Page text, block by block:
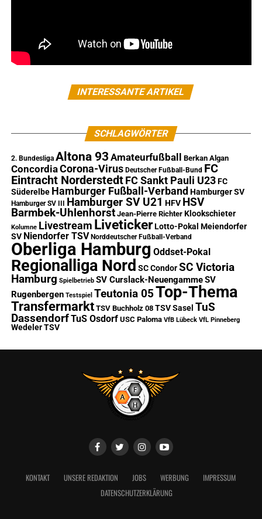
INTERESSANTE ARTIKEL
SCHLAGWÖRTER
2. Bundesliga Altona 93 Amateurfußball Berkan Algan
ConcordiaCorona-Virus Deutscher Fußball-Bund FC
Eintracht Norderstedt FC Sankt Pauli U23 FC
Süderelbe Hamburger Fußball-Verband Hamburger SV
Hamburger SV III Hamburger SV U21 HFV HSV
Barmbek-Uhlenhorst Jean-Pierre Richter Klookschieter
Kolumne Livestream Liveticker Lotto-Pokal Meiendorfer
SV Niendorfer TSV Norddeutscher Fußball-Verband
Oberliga Hamburg Oddset-Pokal
Regionalliga Nord SC Condor SC Victoria
Hamburg Spielbetrieb SV Curslack-NeuengammeSV
Rugenbergen Testspiel Teutonia 05Top-Thema
Transfermarkt TSV Buchholz 08 TSV Sasel TuS
DassendorfTuS Osdorf USC Paloma VfB Lübeck VfL Pinneberg
Wedeler TSV
KONTAKT UNSERE REDAKTION JOBS WERBUNG
IMPRESSUM
DATENSCHUTZERKLÄRUNG